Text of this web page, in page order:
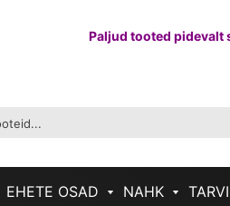
Paljud tooted pidevalt
EHETE OSAD NAHK